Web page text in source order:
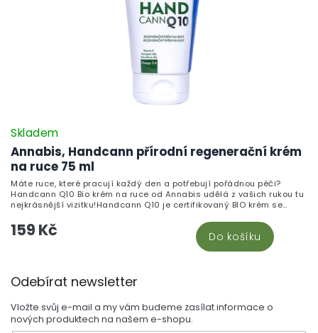
Annabis, Handcann přírodní regenerační krém
na ruce 75 ml
Skladem
159 Kč Do košíku
Máte ruce, které pracují každý den a potřebují pořádnou péči?
Handcann Q10 Bio krém na ruce od Annabis udělá z vašich rukou tu
nejkrásnější vizitku!Handcann Q10 je certifikovaný BIO krém se
speciálně vyvinutou recepturou pro namáhanou pokožku rukou. Bio
konopný olej a extrakt z konopných semen dodávají pokožce
esenciální mastné kyseliny, koenzym Q10 aktivně bojuje s projevy
stárnutí, mandlový olej a bambucké máslo intenzivně hydratují a
vstřebává, nezanechává mastný pocit a je certifikovaný přírodní
kosmetika CPK. Vhodné i pro děti 0–3 let. Dermatologicky testováno.
Řadu přírodních přípravků pro tělo najdete v kategorii konopná
kosmetika na CBDčko.cz.
Odebírat newsletter
Vložte svůj e-mail a my vám budeme zasílat informace o
nových produktech na našem e-shopu.